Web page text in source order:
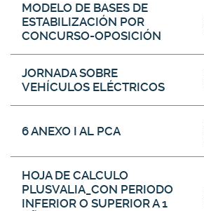
MODELO DE BASES DE
ESTABILIZACIÓN POR
CONCURSO-OPOSICIÓN
JORNADA SOBRE
VEHÍCULOS ELÉCTRICOS
6 ANEXO I AL PCA
HOJA DE CALCULO
PLUSVALIA_CON PERIODO
INFERIOR O SUPERIOR A 1